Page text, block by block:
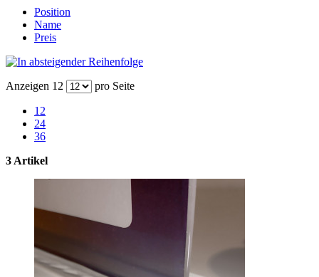
Position
Name
Preis
Anzeigen 12 pro Seite
12
24
36
3 Artikel